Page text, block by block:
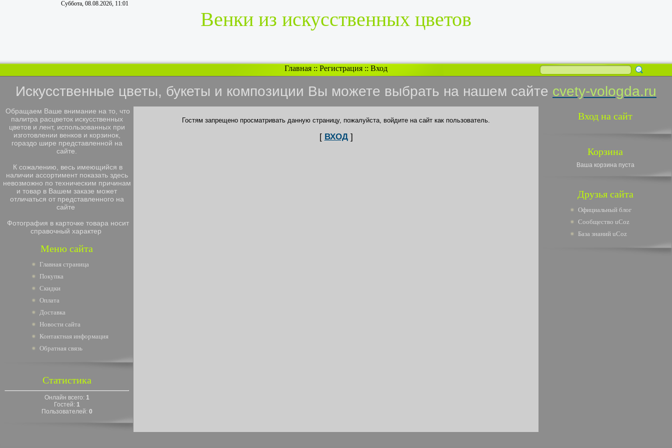
Суббота, 08.08.2026, 11:01
Венки из искусственных цветов
Главная :: Регистрация :: Вход
Искусственные цветы, букеты и композиции Вы можете выбрать на нашем сайте cvety-vologda.ru
Обращаем Ваше внимание на то, что
палитра расцветок искусственных
цветов и лент, использованных при
изготовлении венков и корзинок,
гораздо шире представленной на
сайте.
К сожалению, весь имеющийся в
наличии ассортимент показать здесь
невозможно по техническим причинам
и товар в Вашем заказе может
отличаться от представленного на
сайте
Фотография в карточке товара носит
справочный характер
Меню сайта
Главная страница
Покупка
Скидки
Оплата
Доставка
Новости сайта
Контактная информация
Обратная связь
Статистика
Онлайн всего: 1
Гостей: 1
Пользователей: 0
Гостям запрещено просматривать данную страницу, пожалуйста, войдите на сайт как пользователь.
[ ВХОД]
Вход на сайт
Корзина
Ваша корзина пуста
Друзья сайта
Официальный блог
Сообщество uCoz
База знаний uCoz